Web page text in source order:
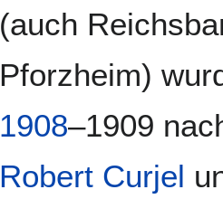
(auch
Pforzheim)
1908–1909
Robert Curjel